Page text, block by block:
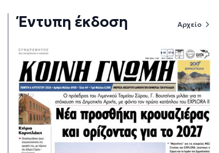
Έντυπη έκδοση Αρχείο